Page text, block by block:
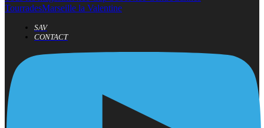
TourradesMarseille la Valentine
SAV
CONTACT